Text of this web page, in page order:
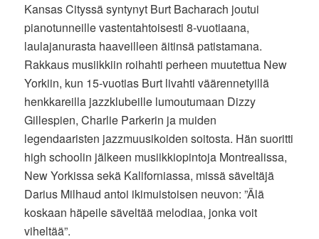
Kansas Cityssä syntynyt Burt Bacharach joutui
pianotunneille vastentahtoisesti 8-vuotiaana,
laulajanurasta haaveilleen äitinsä patistamana.
Rakkaus musiikkiin roihahti perheen muutettua New
Yorkiin, kun 15-vuotias Burt livahti väärennetyillä
henkkareilla jazzklubeille lumoutumaan Dizzy
Gillespien, Charlie Parkerin ja muiden
legendaaristen jazzmuusikoiden soitosta. Hän suoritti
high schoolin jälkeen musiikkiopintoja Montrealissa,
New Yorkissa sekä Kaliforniassa, missä säveltäjä
Darius Milhaud antoi ikimuistoisen neuvon: ”Älä
koskaan häpeile säveltää melodiaa, jonka voit
viheltää”.